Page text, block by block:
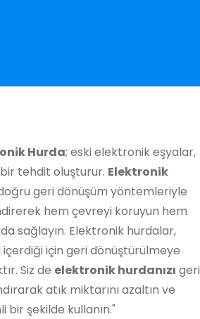
Hurda; eski elektronik eşyalar,
tehdit oluşturur. Elektronik
doğru geri dönüşüm yöntemleriyle
hem çevreyi koruyun hem
sağlayın. Elektronik hurdalar,
için geri dönüştürülmeye
Siz de elektronik hurdanızı geri
atık miktarını azaltın ve
bir şekilde kullanın."